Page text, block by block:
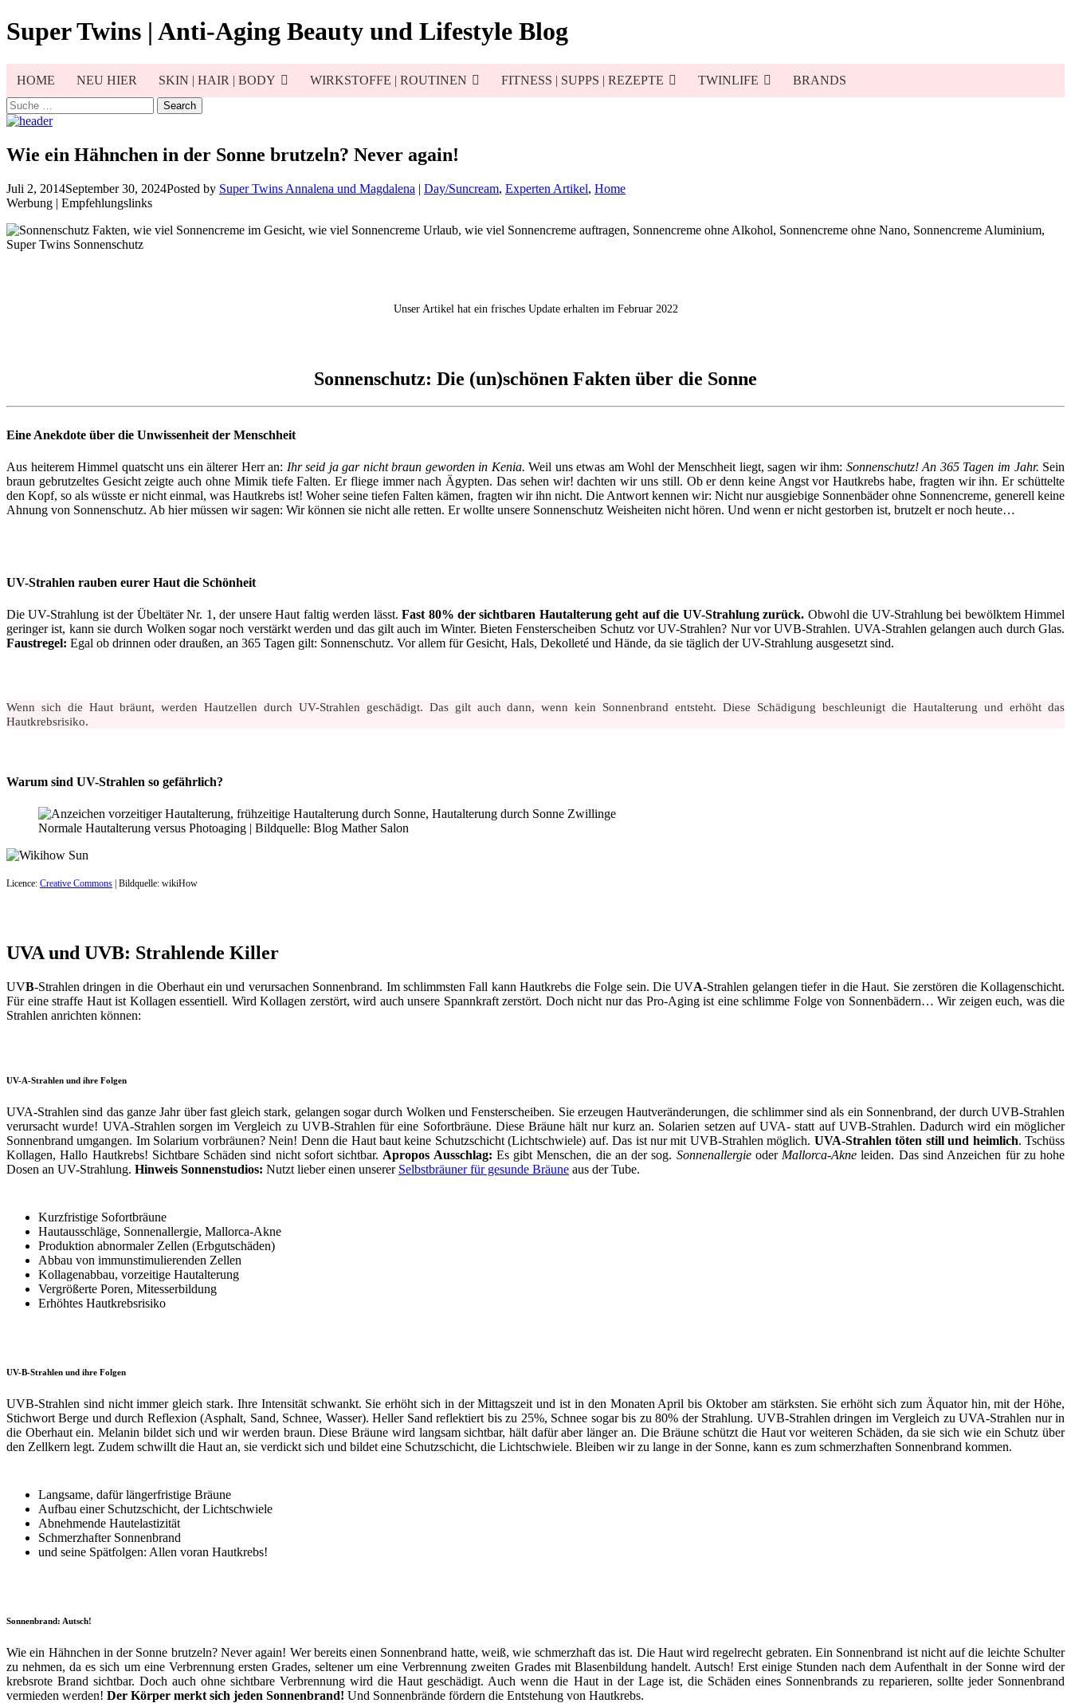
Skip
to
Super Twins | Anti-Aging Beauty und Lifestyle Blog
HOME NEU HIER SKIN | HAIR | BODY WIRKSTOFFE | ROUTINEN FITNESS | SUPPS | REZEPTE TWINLIFE
BRANDS
Search
for:
Wie ein Hähnchen in der Sonne brutzeln? Never again!
Juli 2, 2014September 30, 2024Posted by Super Twins Annalena und Magdalena | Day/Suncream, Experten Artikel, Home
Werbung | Empfehlungslinks
Unser Artikel hat ein frisches Update erhalten im Februar 2022
Sonnenschutz: Die (un)schönen Fakten über die Sonne
Eine Anekdote über die Unwissenheit der Menschheit
Aus heiterem Himmel quatscht uns ein älterer Herr an: Ihr seid ja gar nicht braun geworden in Kenia. Weil uns etwas am Wohl der Menschheit liegt, sagen wir ihm: Sonnenschutz! An 365 Tagen im Jahr. Sein
braun gebrutzeltes Gesicht zeigte auch ohne Mimik tiefe Falten. Er fliege immer nach Ägypten. Das sehen wir! dachten wir uns still. Ob er denn keine Angst vor Hautkrebs habe, fragten wir ihn. Er schüttelte
den Kopf, so als wüsste er nicht einmal, was Hautkrebs ist! Woher seine tiefen Falten kämen, fragten wir ihn nicht. Die Antwort kennen wir: Nicht nur ausgiebige Sonnenbäder ohne Sonnencreme, generell keine
Ahnung von Sonnenschutz. Ab hier müssen wir sagen: Wir können sie nicht alle retten. Er wollte unsere Sonnenschutz Weisheiten nicht hören. Und wenn er nicht gestorben ist, brutzelt er noch heute…
UV-Strahlen rauben eurer Haut die Schönheit
Die UV-Strahlung ist der Übeltäter Nr. 1, der unsere Haut faltig werden lässt.Fast 80% der sichtbaren Hautalterung geht auf die UV-Strahlung zurück. Obwohl die UV-Strahlung bei bewölktem Himmel
geringer ist, kann sie durch Wolken sogar noch verstärkt werden und das gilt auch im Winter. Bieten Fensterscheiben Schutz vor UV-Strahlen? Nur vor UVB-Strahlen. UVA-Strahlen gelangen auch durch Glas.
Faustregel: Egal ob drinnen oder draußen, an 365 Tagen gilt: Sonnenschutz. Vor allem für Gesicht, Hals, Dekolleté und Hände, da sie täglich der UV-Strahlung ausgesetzt sind.
Wenn sich die Haut bräunt, werden Hautzellen durch UV-Strahlen geschädigt. Das gilt auch dann, wenn kein Sonnenbrand entsteht. Diese Schädigung beschleunigt die Hautalterung und erhöht das
Hautkrebsrisiko.
Warum sind UV-Strahlen so gefährlich?
Normale Hautalterung versus Photoaging | Bildquelle: Blog Mather Salon
Licence: Creative Commons | Bildquelle: wikiHow
UVA und UVB: Strahlende Killer
UVB-Strahlen dringen in die Oberhaut ein und verursachen Sonnenbrand. Im schlimmsten Fall kann Hautkrebs die Folge sein. Die UVA-Strahlen gelangen tiefer in die Haut. Sie zerstören die Kollagenschicht.
Für eine straffe Haut ist Kollagen essentiell. Wird Kollagen zerstört, wird auch unsere Spannkraft zerstört. Doch nicht nur das Pro-Aging ist eine schlimme Folge von Sonnenbädern… Wir zeigen euch, was die
Strahlen anrichten können:
UV-A-Strahlen und ihre Folgen
UVA-Strahlen sind das ganze Jahr über fast gleich stark, gelangen sogar durch Wolken und Fensterscheiben. Sie erzeugen Hautveränderungen, die schlimmer sind als ein Sonnenbrand, der durch UVB-Strahlen
verursacht wurde! UVA-Strahlen sorgen im Vergleich zu UVB-Strahlen für eine Sofortbräune. Diese Bräune hält nur kurz an. Solarien setzen auf UVA- statt auf UVB-Strahlen. Dadurch wird ein möglicher
Sonnenbrand umgangen. Im Solarium vorbräunen? Nein! Denn die Haut baut keine Schutzschicht (Lichtschwiele) auf. Das ist nur mit UVB-Strahlen möglich. UVA-Strahlen töten still und heimlich. Tschüss
Kollagen, Hallo Hautkrebs! Sichtbare Schäden sind nicht sofort sichtbar. Apropos Ausschlag: Es gibt Menschen, die an der sog. Sonnenallergieoder Mallorca-Akne leiden. Das sind Anzeichen für zu hohe
Dosen an UV-Strahlung. Hinweis Sonnenstudios: Nutzt lieber einen unserer Selbstbräuner für gesunde Bräune aus der Tube.
Kurzfristige Sofortbräune
Hautausschläge, Sonnenallergie, Mallorca-Akne
Produktion abnormaler Zellen (Erbgutschäden)
Abbau von immunstimulierenden Zellen
Kollagenabbau, vorzeitige Hautalterung
Vergrößerte Poren, Mitesserbildung
Erhöhtes Hautkrebsrisiko
UV-B-Strahlen und ihre Folgen
UVB-Strahlen sind nicht immer gleich stark. Ihre Intensität schwankt. Sie erhöht sich in der Mittagszeit und ist in den Monaten April bis Oktober am stärksten. Sie erhöht sich zum Äquator hin, mit der Höhe,
Stichwort Berge und durch Reflexion (Asphalt, Sand, Schnee, Wasser). Heller Sand reflektiert bis zu 25%, Schnee sogar bis zu 80% der Strahlung. UVB-Strahlen dringen im Vergleich zu UVA-Strahlen nur in
die Oberhaut ein. Melanin bildet sich und wir werden braun. Diese Bräune wird langsam sichtbar, hält dafür aber länger an. Die Bräune schützt die Haut vor weiteren Schäden, da sie sich wie ein Schutz über
den Zellkern legt. Zudem schwillt die Haut an, sie verdickt sich und bildet eine Schutzschicht, die Lichtschwiele. Bleiben wir zu lange in der Sonne, kann es zum schmerzhaften Sonnenbrand kommen.
Langsame, dafür längerfristige Bräune
Aufbau einer Schutzschicht, der Lichtschwiele
Abnehmende Hautelastizität
Schmerzhafter Sonnenbrand
und seine Spätfolgen: Allen voran Hautkrebs!
Sonnenbrand: Autsch!
Wie ein Hähnchen in der Sonne brutzeln? Never again! Wer bereits einen Sonnenbrand hatte, weiß, wie schmerzhaft das ist. Die Haut wird regelrecht gebraten. Ein Sonnenbrand ist nicht auf die leichte Schulter
zu nehmen, da es sich um eine Verbrennung ersten Grades, seltener um eine Verbrennung zweiten Grades mit Blasenbildung handelt. Autsch! Erst einige Stunden nach dem Aufenthalt in der Sonne wird der
krebsrote Brand sichtbar. Doch auch ohne sichtbare Verbrennung wird die Haut geschädigt. Auch wenn die Haut in der Lage ist, die Schäden eines Sonnenbrands zu reparieren, sollte jeder Sonnenbrand
vermieden werden! Der Körper merkt sich jeden Sonnenbrand! Und Sonnenbrände fördern die Entstehung von Hautkrebs.